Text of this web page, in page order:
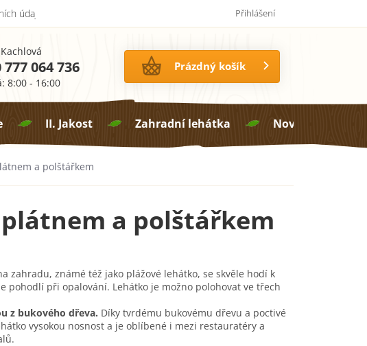
údajů 14 dní na vrácení zboží
Přihlášení
777 064 736
8:00 - 16:00
NÁKUPNÍ
KOŠÍK
Prázdný košík
II. Jakost Zahradní lehátka Novinky
a polštářkem
a polštářkem
zahradu, známé též jako plážové lehátko, se skvěle hodí k
pohodlí při opalování. Lehátko je možno polohovat ve třech
z bukového dřeva. Díky tvrdému bukovému dřevu a poctivé
vysokou nosnost a je oblíbené i mezi restauratéry a